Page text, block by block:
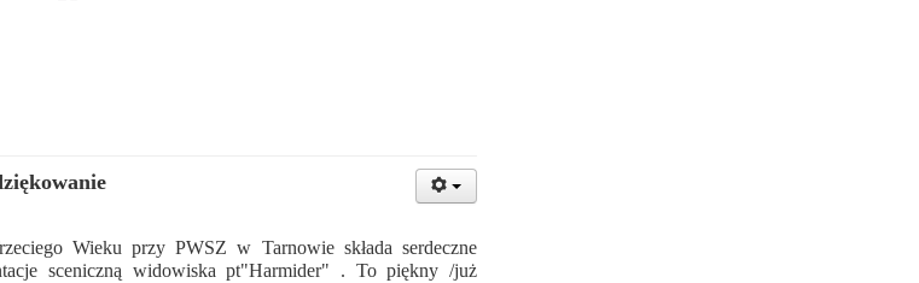
Wieku przy PWSZ w Tarnowie składa serdeczne
sceniczną widowiska pt"Harmider" . To piękny /już